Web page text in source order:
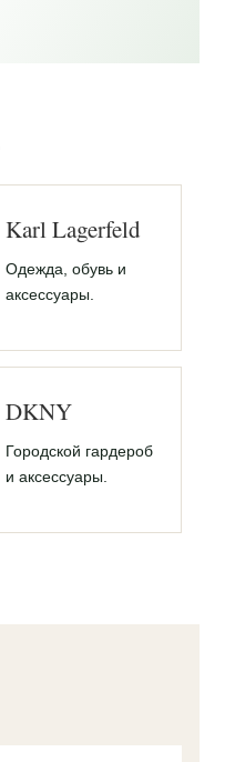
Karl Lagerfeld
Одежда, обувь и
аксессуары.
DKNY
Городской гардероб
и аксессуары.